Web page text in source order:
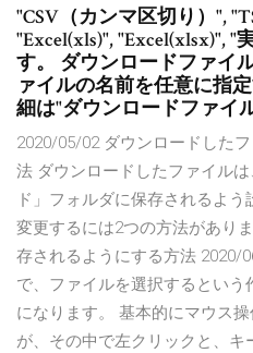
"CSV（カンマ区切り）",
"Excel(xls)", "Excel(xlsx)", "
す。 ダウンロードファイ
ァイルの名前を任意に指
細は"ダウンロードファイ
2020/05/02 ダウンロードした
法 ダウンロードしたファイル
ド」フォルダに保存されるよ
変更するには2つの方法があり
存されるようにする方法 2020/
で、ファイルを選択するとい
になります。 基本的にマウス
が、その中で左クリックと、